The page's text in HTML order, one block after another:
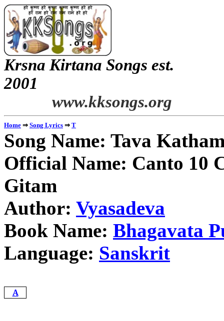
Krsna Kirtana Songs est.
www.kksongs.org
Home ⇒ Song Lyrics ⇒ T
Song Name: Tava
Official Name: Canto 10
Gitam
Author: Vyasadeva
Book Name: Bhagavata
Language: Sanskrit
A